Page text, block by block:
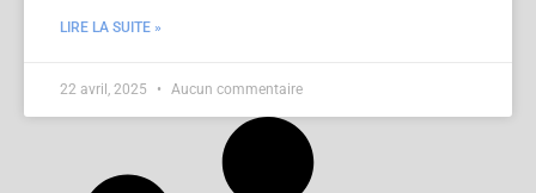
LIRE LA SUITE »
22 avril, 2025 Aucun commentaire